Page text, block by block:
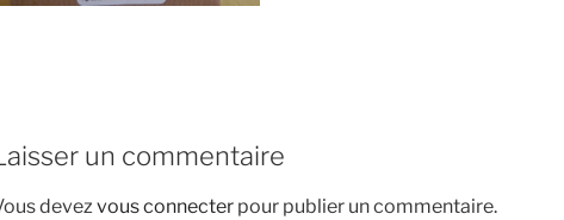
un commentaire
devezvous connecter pour publier un commentaire.